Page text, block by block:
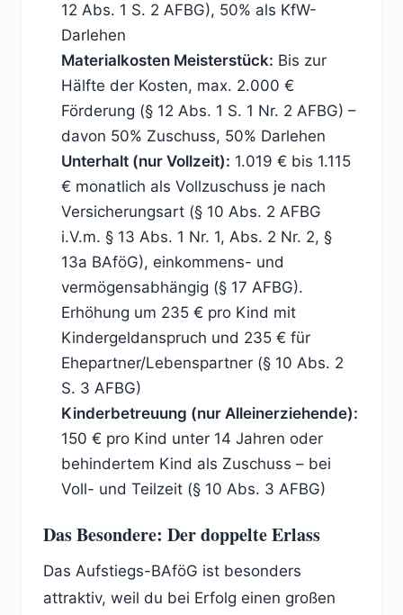
12 Abs. 1 S. 2 AFBG), 50% als KfW-
Darlehen
Materialkosten Meisterstück: Bis zur
Hälfte der Kosten, max. 2.000 €
Förderung (§ 12 Abs. 1 S. 1 Nr. 2 AFBG) –
davon 50% Zuschuss, 50% Darlehen
Unterhalt (nur Vollzeit): 1.019 € bis 1.115
€ monatlich als Vollzuschuss je nach
Versicherungsart (§ 10 Abs. 2 AFBG
i.V.m. § 13 Abs. 1 Nr. 1, Abs. 2 Nr. 2, §
13a BAföG), einkommens- und
vermögensabhängig (§ 17 AFBG).
Erhöhung um 235 € pro Kind mit
Kindergeldanspruch und 235 € für
Ehepartner/Lebenspartner (§ 10 Abs. 2
S. 3 AFBG)
Kinderbetreuung (nur Alleinerziehende):
150 € pro Kind unter 14 Jahren oder
behindertem Kind als Zuschuss – bei
Voll- und Teilzeit (§ 10 Abs. 3 AFBG)
Das Besondere: Der doppelte Erlass
Das Aufstiegs-BAföG ist besonders
attraktiv, weil du bei Erfolg einen großen